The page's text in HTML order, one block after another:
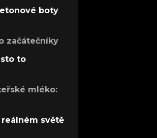
boty
začátečníky
to
mléko:
světě